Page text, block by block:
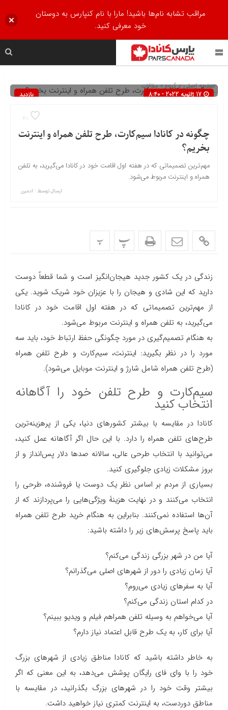
صفحه اصلی» گروه »مقالات
17 ژانویه 2022 - 8:40
بازدید
41
چگونه در کانادا سیم‌کارت، طرح تلفن همراه و اینترنت
بخریم؟
مهم‌ترین تصمیماتی که در هفته اول اقامت خود در کانادا می‌گیرید، به تلفن
همراه و اینترنت مربوط می‌شود.
ارسال توسط : ادمین
پ پ
زندگی در یک کشور جدید هیجان‌انگیز است و شما قطعاً دوست
دارید که این شادی و هیجان را با عزیزان خود شریک شوید. یکی
از مهم‌ترین تصمیماتی که در هفته اول اقامت خود در کانادا
می‌گیرید، به تلفن همراه و اینترنت مربوط می‌شود.
به هنگام تصمیم‌گیری در مورد چگونگی حفظ ارتباط خود، باید سه
مورد را در نظر بگیرید: اینترنت، سیم‌کارت و طرح تلفن همراه
(طرح تلفن همراه شامل شارژ و اینترنت موبایل می‌شود).
سیم‌کارت و طرح تلفن خود را آگاهانه
انتخاب کنید
کانادا در مقایسه با بیشتر کشورهای دنیا، یکی از پرهزینه‌ترین
طرح‌های تلفن همراه را دارد. با این حال اگر آگاهانه عمل کنید،
می‌توانید با انتخاب طرحی عالی، سالانه صدها دلار پس‌انداز و از
بروز مشکلات زیادی جلوگیری کنید.
بسیاری از مردم بر اساس نظر یک دوست یا فروشنده، طرحی را
انتخاب می‌کنند و در نهایت هزینۀ ویژگی‌هایی را می‌پردازند که از
آن‌ها استفاده نمی‌کنند. بنابراین به هنگام خرید طرح تلفن همراه
باید پاسخ پرسش‌های زیر را داشته باشید:
آیا من در شهر بزرگی زندگی می‌کنم؟
آیا زمان زیادی را دور از شهرهای اصلی می‌گذرانم؟
آیا به سفرهای زیادی می‌روم؟
در کدام استان زندگی می‌کنم؟
آیا می‌خواهم به وسیله تلفن همراهم فیلم و ویدیو ببینم؟
آیا برای کار، به یک طرح قابل اعتماد نیاز دارم؟
به خاطر داشته باشید که کانادا مناطق زیادی از شهرهای بزرگ
خود را با وای فای رایگان پوشش می‌دهد، به این معنی که اگر
بیشتر وقت خود را در شهرهای بزرگ بگذرانید، در مقایسه با
مناطق دوردست، به اینترنت کمتری نیاز خواهید داشت.
مراقب تشابه نام‌ها باشید! مارا با نام کنپارس به دوستان
خود معرفی کنید.